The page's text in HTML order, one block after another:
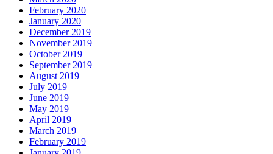
February 2020
January 2020
December 2019
November 2019
October 2019
September 2019
August 2019
July 2019
June 2019
May 2019
April 2019
March 2019
February 2019